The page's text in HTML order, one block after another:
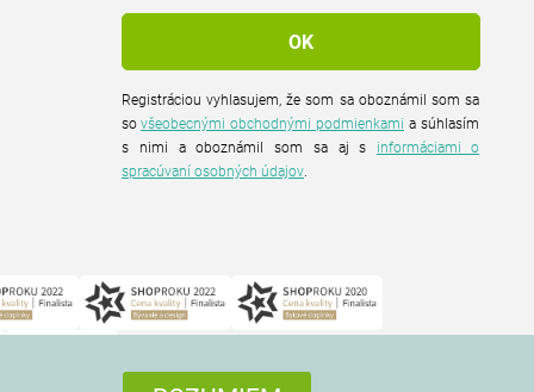
Registráciou vyhlasujem, že som sa oboznámil som sa
sovšeobecnými obchodnými podmienkami a súhlasím
s nimi a oboznámil som sa aj s informáciami o
spracúvaní osobných údajov.